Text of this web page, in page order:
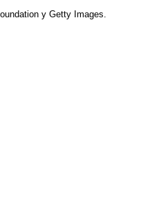
y Getty Images.